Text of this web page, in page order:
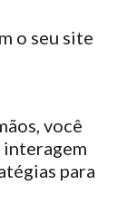
o seu site
você
interagem
para